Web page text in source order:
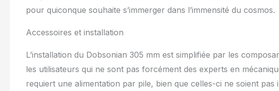
pour quiconque souhaite s’immerger dans l’immensité du cosmos.
Accessoires et installation
L’installation du Dobsonian 305 mm est simplifiée par les
les utilisateurs qui ne sont pas forcément des experts en
requiert une alimentation par pile, bien que celles-ci ne soient pas